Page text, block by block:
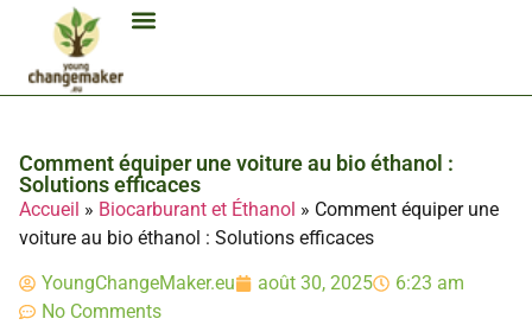
Comment équiper une voiture au bio éthanol :
Solutions efficaces
Accueil » Biocarburant et Éthanol » Comment équiper une
voiture au bio éthanol : Solutions efficaces
YoungChangeMaker.eu août 30, 2025
6:23 am
No Comments